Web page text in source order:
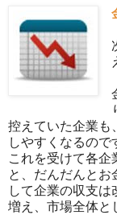
控えていた企業も
しやすくなるので
これを受けて各企
と、だんだんとお
して企業の収支
増え、市場全体と